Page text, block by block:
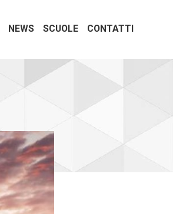
NEWS SCUOLE CONTATTI